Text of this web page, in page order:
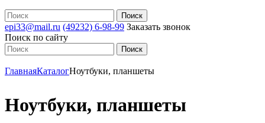
epi33@mail.ru (49232) 6-98-99 Заказать звонок
Поиск по сайту
ГлавнаяКаталогНоутбуки, планшеты
Ноутбуки, планшеты